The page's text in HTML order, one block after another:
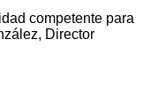
competente para
Director